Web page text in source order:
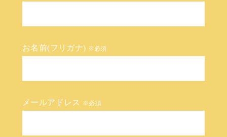
お名前(フリガナ) ※必須
メールアドレス ※必須